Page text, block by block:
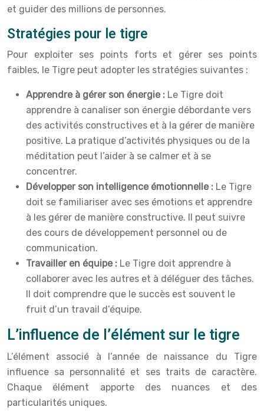
et guider des millions de personnes.
Stratégies pour le tigre
Pour exploiter ses points forts et gérer ses points
faibles, le Tigre peut adopter les stratégies suivantes :
Apprendre à gérer son énergie : Le Tigre doit
apprendre à canaliser son énergie débordante vers
des activités constructives et à la gérer de manière
positive. La pratique d’activités physiques ou de la
méditation peut l’aider à se calmer et à se
concentrer.
Développer son intelligence émotionnelle : Le Tigre
doit se familiariser avec ses émotions et apprendre
à les gérer de manière constructive. Il peut suivre
des cours de développement personnel ou de
communication.
Travailler en équipe : Le Tigre doit apprendre à
collaborer avec les autres et à déléguer des tâches.
Il doit comprendre que le succès est souvent le
fruit d’un travail d’équipe.
L’influence de l’élément sur le tigre
L’élément associé à l’année de naissance du Tigre
influence sa personnalité et ses traits de caractère.
Chaque élément apporte des nuances et des
particularités uniques.